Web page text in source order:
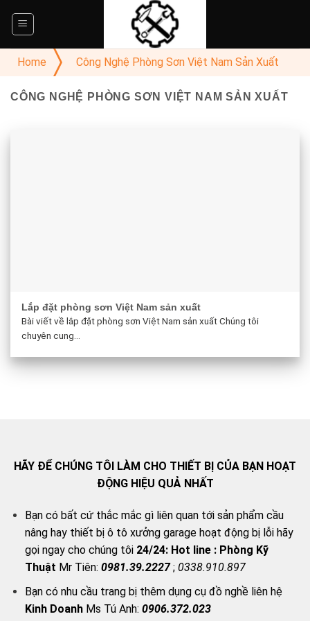
Home
Công Nghệ Phòng Sơn Việt Nam Sản Xuất
CÔNG NGHỆ PHÒNG SƠN VIỆT NAM SẢN XUẤT
Lắp đặt phòng sơn Việt Nam sản xuất
Bài viết về lắp đặt phòng sơn Việt Nam sản xuất Chúng tôi
chuyên cung...
HÃY ĐỂ CHÚNG TÔI LÀM CHO THIẾT BỊ CỦA BẠN HOẠT
ĐỘNG HIỆU QUẢ NHẤT
Bạn có bất cứ thắc mắc gì liên quan tới sản phẩm cầu
nâng hay thiết bị ô tô xưởng garage hoạt động bị lỗi hãy
gọi ngay cho chúng tôi 24/24: Hot line : Phòng Kỹ
Thuật Mr Tiên: 0981.39.2227; 0338.910.897
Bạn có nhu cầu trang bị thêm dụng cụ đồ nghề liên hệ
Kinh DoanhMs Tú Anh: 0906.372.023